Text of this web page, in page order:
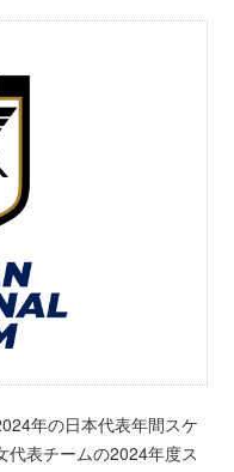
年の日本代表年間スケ
代表チームの2024年度ス